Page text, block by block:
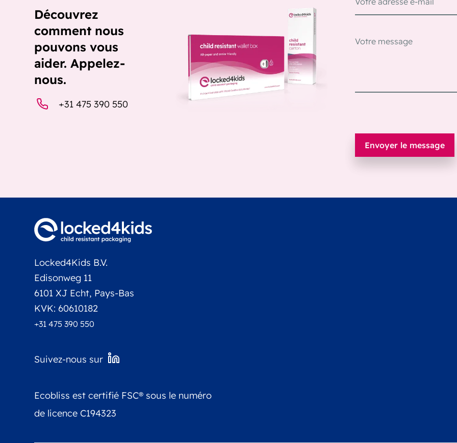
Découvrez
comment nous
pouvons vous
aider. Appelez-
nous.
+31 475 390 550
Locked4Kids B.V.
Edisonweg 11
6101 XJ Echt, Pays-Bas
KVK: 60610182
+31 475 390 550
Suivez-nous sur
Ecobliss est certifié FSC® sous le numéro
de licence C194323